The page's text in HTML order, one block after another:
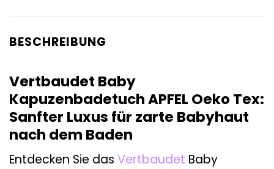
BESCHREIBUNG
Vertbaudet Baby
Kapuzenbadetuch APFEL Oeko Tex:
Sanfter Luxus für zarte Babyhaut
nach dem Baden
Entdecken Sie das Vertbaudet Baby